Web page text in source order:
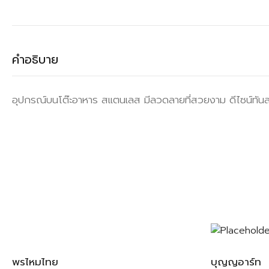
คำอธิบาย
อุปกรณ์บนโต๊ะอาหาร สแตนเลส มีลวดลายที่สวยงาม ดีไซน์ทั
พรไหมไทย บุญญอาร์ท